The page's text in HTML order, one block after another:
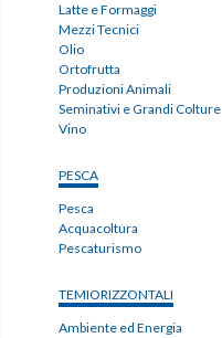
Latte e Formaggi
Mezzi Tecnici
Olio
Ortofrutta
Produzioni Animali
Seminativi e Grandi Colture
Vino
PESCA
Pesca
Acquacoltura
Pescaturismo
TEMIORIZZONTALI
Ambiente ed Energia